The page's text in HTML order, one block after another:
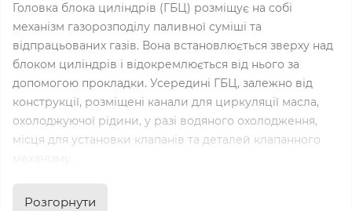
Головка блока циліндрів (ГБЦ) розміщує на собі
механізм газорозподілу паливної суміші та
відпрацьованих газів. Вона встановлюється зверху над
блоком циліндрів і відокремлюється від нього за
допомогою прокладки. Усередині ГБЦ, залежно від
конструкції, розміщені канали для циркуляції масла,
охолоджуючої рідини, у разі водяного охолодження,
місця для установки клапанів та деталей клапанного
Функції головки блока циліндрів:
Розгорнути